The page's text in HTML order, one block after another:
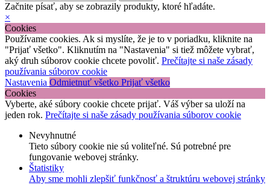
Začnite písať, aby se zobrazily produkty, ktoré hľadáte.
×
Cookies
Používame cookies. Ak si myslíte, že je to v poriadku, kliknite na
"Prijať všetko". Kliknutím na "Nastavenia" si tiež môžete vybrať,
aký druh súborov cookie chcete povoliť. Prečítajte si naše zásady
používania súborov cookie
Nastavenia Odmietnuť všetko Prijať všetko
Cookies
Vyberte, aké súbory cookie chcete prijať. Váš výber sa uloží na
jeden rok. Prečítajte si naše zásady používania súborov cookie
Nevyhnutné
Tieto súbory cookie nie sú voliteľné. Sú potrebné pre
fungovanie webovej stránky.
Štatistiky
Aby sme mohli zlepšiť funkčnosť a štruktúru webovej stránky